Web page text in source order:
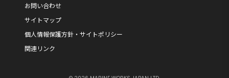
お問い合わせ
サイトマップ
個人情報保護方針・サイトポリシー
関連リンク